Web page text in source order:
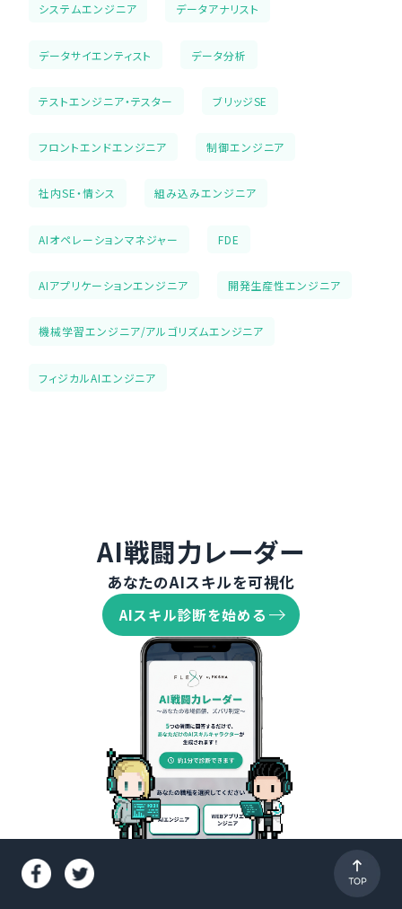
システムエンジニア データアナリスト
データサイエンティスト データ分析
テストエンジニア・テスター ブリッジSE
フロントエンドエンジニア 制御エンジニア
社内SE・情シス 組み込みエンジニア
AIオペレーションマネジャー FDE
AIアプリケーションエンジニア 開発生産性エンジニア
機械学習エンジニア/アルゴリズムエンジニア
フィジカルAIエンジニア
AI戦闘力レーダー
あなたのAIスキルを可視化
AIスキル診断を始める